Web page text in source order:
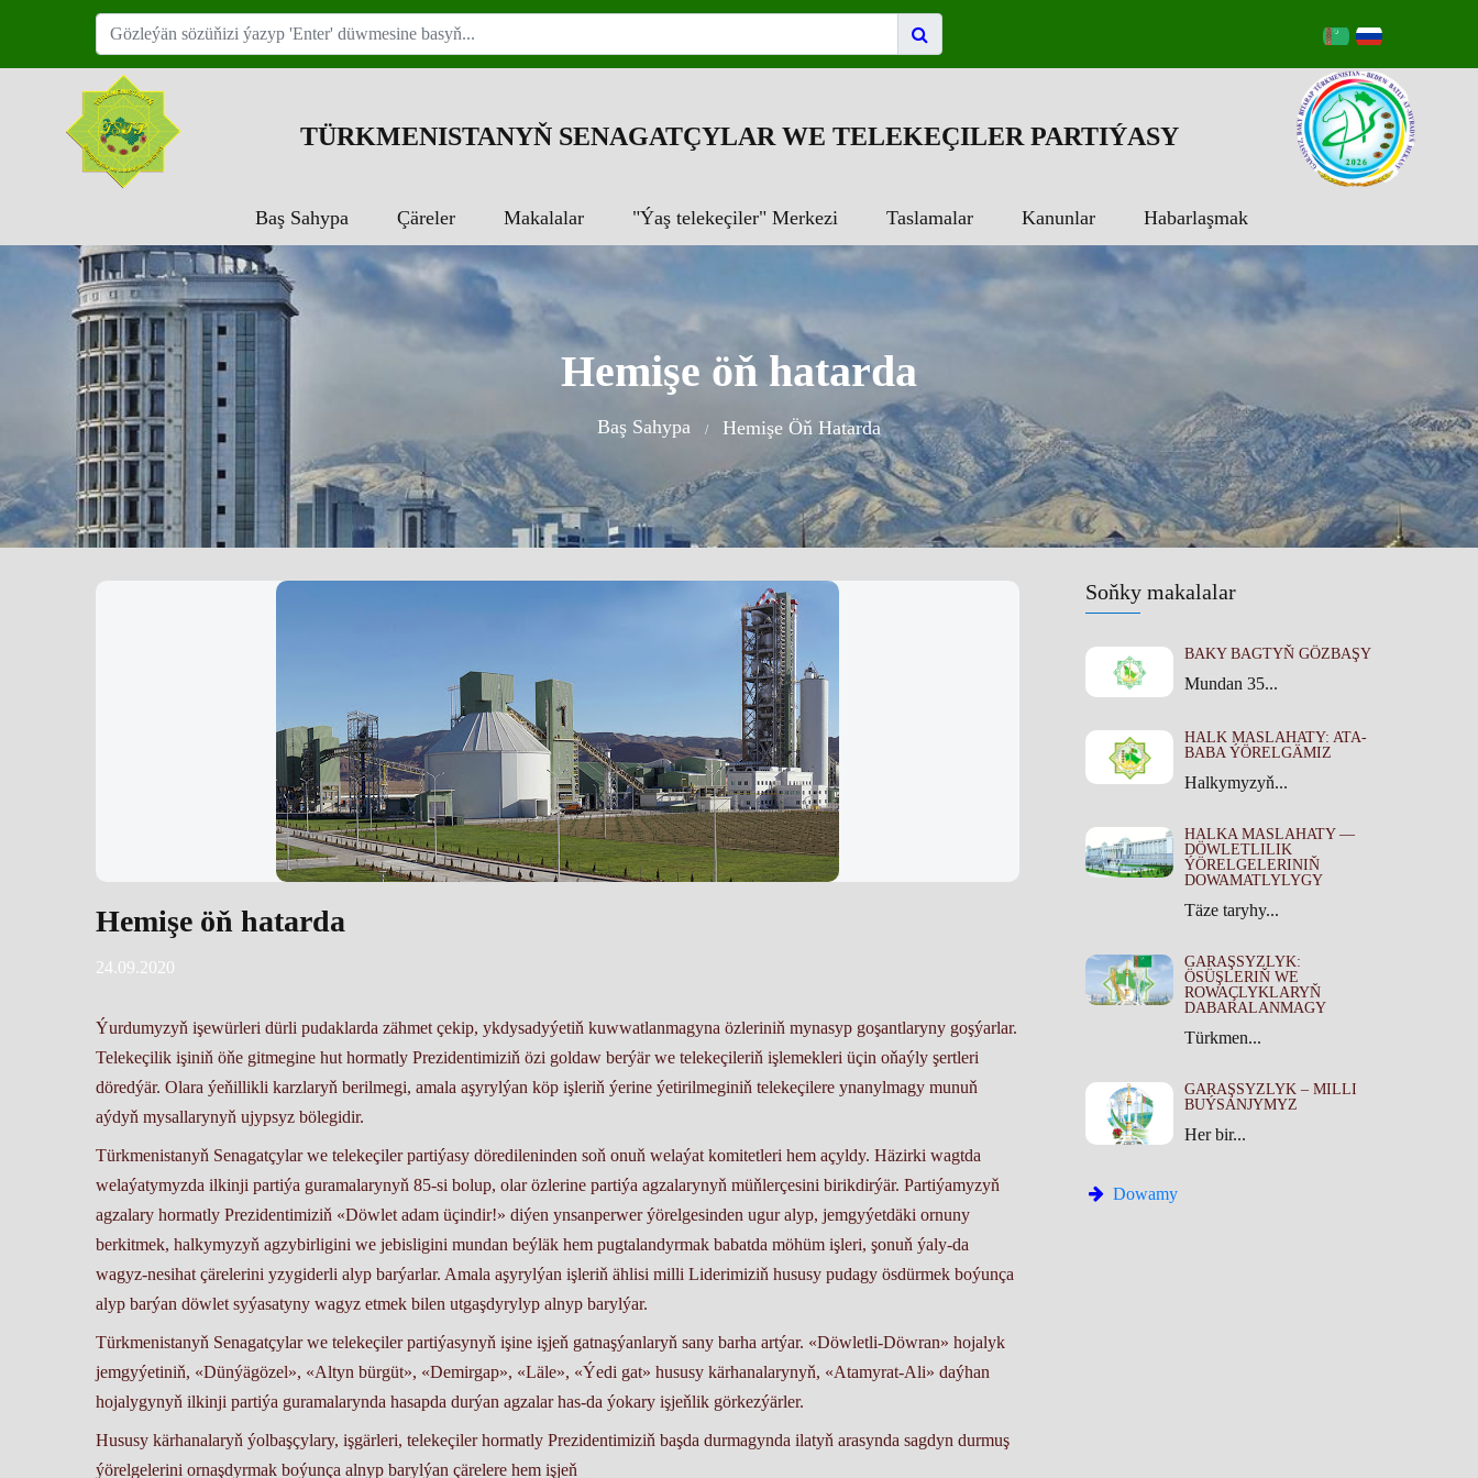
TÜRKMENISTANYŇ SENAGATÇYLAR WE TELEKEÇILER PARTIÝASY
Baş Sahypa Çäreler Makalalar "Ýaş telekeçiler" Merkezi Taslamalar Kanunlar Habarlaşmak
Hemişe öň hatarda
Baş Sahypa Hemişe Öň Hatarda
Soňky makalalar
BAKY BAGTYŇ GÖZBAŞY
Mundan 35...
HALK MASLAHATY: ATA-
BABA ÝÖRELGÄMIZ
Halkymyzyň...
HALKA MASLAHATY —
DÖWLETLILIK
ÝÖRELGELERINIŇ
DOWAMATLYLYGY
Täze taryhy...
GARAŞSYZLYK:
ÖSÜŞLERIŇ WE
ROWAÇLYKLARYŇ
DABARALANMAGY
Türkmen...
GARAŞSYZLYK – MILLI
BUÝSANJYMYZ
Her bir...
Dowamy
Hemişe öň hatarda
24.09.2020
Ýurdumyzyň işewürleri dürli pudaklarda zähmet çekip, ykdysadyýetiň kuwwatlanmagyna özleriniň mynasyp goşantlaryny goşýarlar.
Telekeçilik işiniň öňe gitmegine hut hormatly Prezidentimiziň özi goldaw berýär we telekeçileriň işlemekleri üçin oňaýly şertleri
döredýär. Olara ýeňillikli karzlaryň berilmegi, amala aşyrylýan köp işleriň ýerine ýetirilmeginiň telekeçilere ynanylmagy munuň
aýdyň mysallarynyň ujypsyz bölegidir.
Türkmenistanyň Senagatçylar we telekeçiler partiýasy döredileninden soň onuň welaýat komitetleri hem açyldy. Häzirki wagtda
welaýatymyzda ilkinji partiýa guramalarynyň 85-si bolup, olar özlerine partiýa agzalarynyň müňlerçesini birikdirýär. Partiýamyzyň
agzalary hormatly Prezidentimiziň «Döwlet adam üçindir!» diýen ynsanperwer ýörelgesinden ugur alyp, jemgyýetdäki ornuny
berkitmek, halkymyzyň agzybirligini we jebisligini mundan beýläk hem pugtalandyrmak babatda möhüm işleri, şonuň ýaly-da
wagyz-nesihat çärelerini yzygiderli alyp barýarlar. Amala aşyrylýan işleriň ählisi milli Liderimiziň hususy pudagy ösdürmek boýunça
alyp barýan döwlet syýasatyny wagyz etmek bilen utgaşdyrylyp alnyp barylýar.
Türkmenistanyň Senagatçylar we telekeçiler partiýasynyň işine işjeň gatnaşýanlaryň sany barha artýar. «Döwletli-Döwran» hojalyk
jemgyýetiniň, «Dünýägözel», «Altyn bürgüt», «Demirgap», «Läle», «Ýedi gat» hususy kärhanalarynyň, «Atamyrat-Ali» daýhan
hojalygynyň ilkinji partiýa guramalarynda hasapda durýan agzalar has-da ýokary işjeňlik görkezýärler.
Hususy kärhanalaryň ýolbaşçylary, işgärleri, telekeçiler hormatly Prezidentimiziň başda durmagynda ilatyň arasynda sagdyn durmuş
ýörelgelerini ornaşdyrmak boýunça alnyp barylýan çärelere hem işjeň